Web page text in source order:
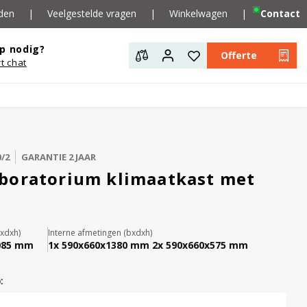
| Veelgestelde vragen | Winkelwagen | Contact
nodig?
chat
Offerte
2 GARANTIE 2 JAAR
klimaatkast met
mm
Interne afmetingen (bxdxh)
1x 590x660x1380 mm 2x 590x660x575 mm